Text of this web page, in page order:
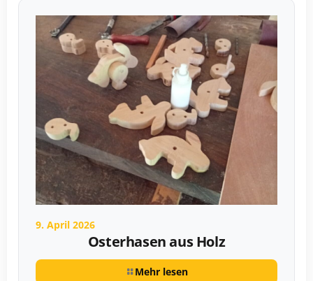
9. April 2026
Osterhasen aus Holz
Mehr lesen